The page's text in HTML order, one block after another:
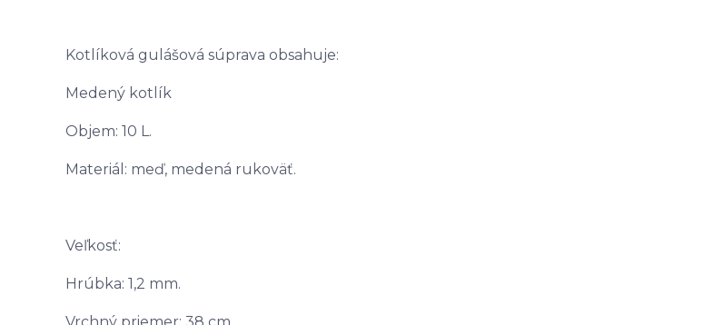
Kotlíková gulášová súprava obsahuje:
Medený kotlík
Objem: 10 L.
Materiál: meď, medená rukoväť.
Veľkosť:
Hrúbka: 1,2 mm.